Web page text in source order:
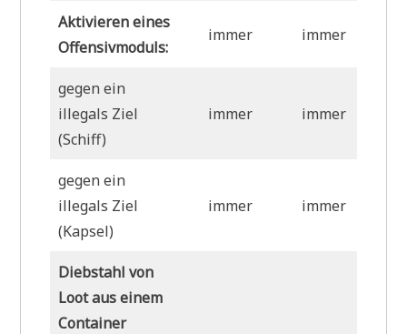
Aktivieren eines
Offensivmoduls:
immer immer
gegen ein
illegals Ziel
(Schiff)
immer immer
gegen ein
illegals Ziel
(Kapsel)
immer immer
Diebstahl von
Loot aus einem
Container